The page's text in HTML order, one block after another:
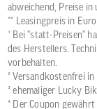
abweichend, Preise in
** Leasingpreis in
¹ Bei "statt-Preisen"
des Herstellers.
vorbehalten.
² Versandkostenfrei in
³ ehemaliger Lucky
⁴ Der Coupon